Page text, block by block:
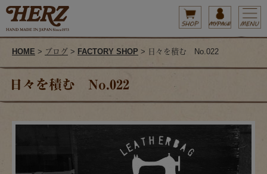
HOME > ブログ > FACTORY SHOP > 日々を積む No.022
日々を積む No.022